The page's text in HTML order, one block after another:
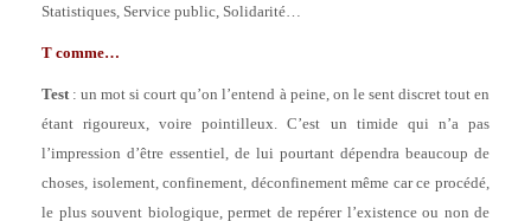
Statistiques, Service public, Solidarité…
T comme…
Test: un mot si court qu’on l’entend à peine, on le sent discret tout en
étant rigoureux, voire pointilleux. C’est un timide qui n’a pas
l’impression d’être essentiel, de lui pourtant dépendra beaucoup de
choses, isolement, confinement, déconfinement même car ce procédé,
le plus souvent biologique, permet de repérer l’existence ou non de